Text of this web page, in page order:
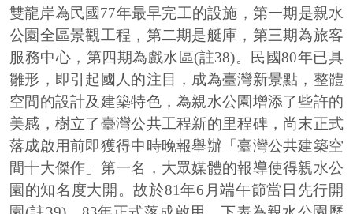
雙龍岸為民國77年最早完工的設施，第一期是親水
公園全區景觀工程，第二期是艇庫，第三期為旅客
服務中心，第四期為戲水區(註38)。民國80年已具
雛形，即引起國人的注目，成為臺灣新景點，整體
空間的設計及建築特色，為親水公園增添了些許的
美感，樹立了臺灣公共工程新的里程碑，尚末正式
落成啟用前即獲得中時晚報舉辦「臺灣公共建築空
間十大傑作」第一名，大眾媒體的報導使得親水公
園的知名度大開。故於81年6月端午節當日先行開